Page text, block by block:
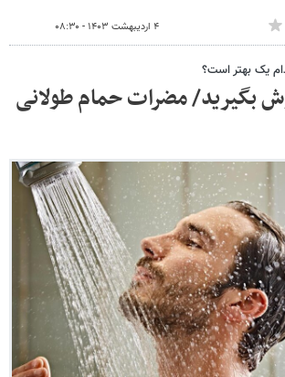
۴ اردیبهشت ۱۴۰۳ - ۰۸:۳۰
یک بهتر است؟
بگیرید/ مضرات حمام طولانی